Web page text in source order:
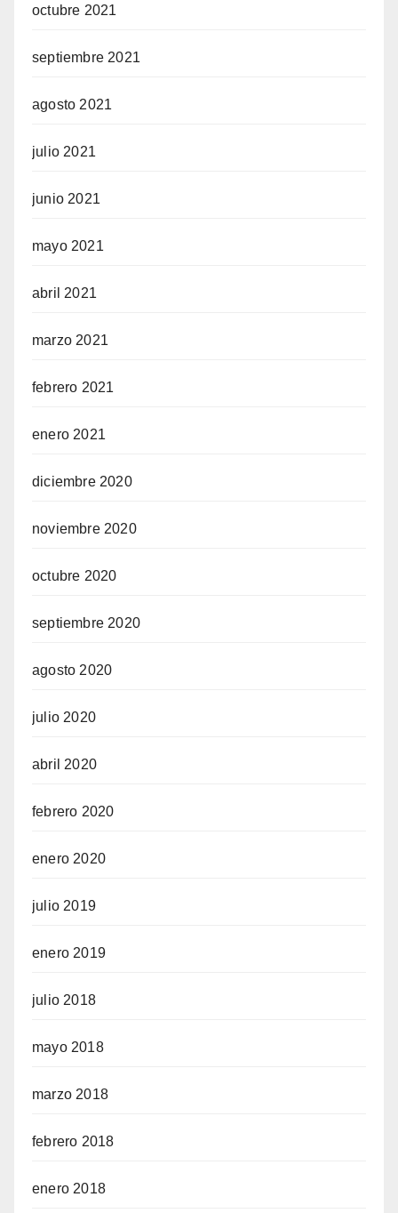
octubre 2021
septiembre 2021
agosto 2021
julio 2021
junio 2021
mayo 2021
abril 2021
marzo 2021
febrero 2021
enero 2021
diciembre 2020
noviembre 2020
octubre 2020
septiembre 2020
agosto 2020
julio 2020
abril 2020
febrero 2020
enero 2020
julio 2019
enero 2019
julio 2018
mayo 2018
marzo 2018
febrero 2018
enero 2018